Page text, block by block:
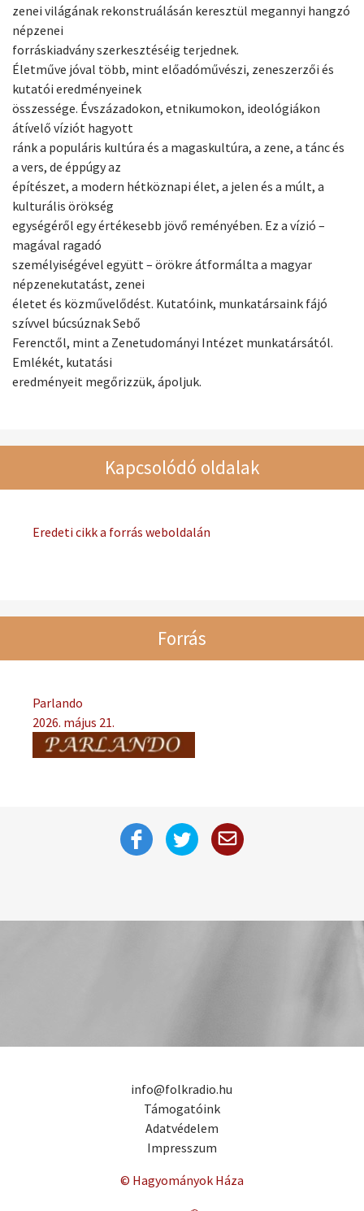
zenei világának rekonstruálásán keresztül megannyi hangzó
népzenei
forráskiadvány szerkesztéséig terjednek.
Életműve jóval több, mint előadóművészi, zeneszerzői és
kutatói eredményeinek
összessége. Évszázadokon, etnikumokon, ideológiákon
átívelő víziót hagyott
ránk a populáris kultúra és a magaskultúra, a zene, a tánc és
a vers, de éppúgy az
építészet, a modern hétköznapi élet, a jelen és a múlt, a
kulturális örökség
egységéről egy értékesebb jövő reményében. Ez a vízió –
magával ragadó
személyiségével együtt – örökre átformálta a magyar
népzenekutatást, zenei
életet és közművelődést. Kutatóink, munkatársaink fájó
szívvel búcsúznak Sebő
Ferenctől, mint a Zenetudományi Intézet munkatársától.
Emlékét, kutatási
eredményeit megőrizzük, ápoljuk.
Kapcsolódó oldalak
Eredeti cikk a forrás weboldalán
Forrás
Parlando
2026. május 21.
info@folkradio.hu
Támogatóink
Adatvédelem
Impresszum
© Hagyományok Háza